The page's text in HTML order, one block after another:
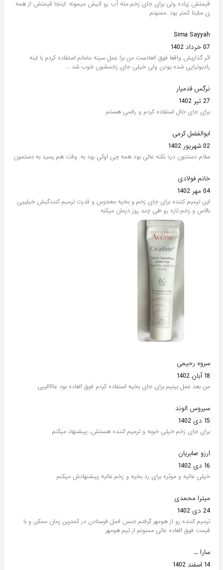
قیمتش زیاده ولی برای جای زخم مثه آب رو اتیش میمونه .اینجا قیمتش از همه
ی سایتا کمتر بود .ممنونم
Sima Sayyah
07 خرداد 1402
اثر گذاریش واقعا فوق العادست من برا عمل سینه مامانم استفاده کردم با اینه
رادیوتراپی شده بودن ولی خیلی جای زخمشون خوب شد ...
نرگس قدمیار
27 تیر 1402
برای جای خال استفاده کردم و راضی هستم
ابوالفضل کرمی
02 شهریور 1402
سلام دستتون درد نکنه عالی بود همه چی اوکی بود به. وقت هم رسید به دستمون
خانم فولادی
04 مهر 1402
این ترمیم کننده برای جای زخم و بخیه معجزس و قدرت ترمیم کنندگیش خیلییی
بالاس و زخم تازه رو طی چند روز درمان میکنه
سروه رحیمی
18 آبان 1402
من بعد عمل بینیم برای جای بخیه استفاده کردم فوق العاده بود عاااالییی
سیروس الوند
15 دی 1402
برای جای زخم خیلی خوبه و ترمیم کننده هستش، پیشنهاد میکنم
ارزو صابریان
16 دی 1402
خیلی عالیه و موثره برای رد بخیه و زخم عالیه پیشنهادش میکنم
میترا محمدی
24 دی 1402
ترمیم کننده رو از هومهر گرفتم جنس اصل فرستادن در کمترین زمان ممکن و با
قیمت فوق العاده عالی ممنونم از تیم هومهر
سارا ...
14 اسفند 1402